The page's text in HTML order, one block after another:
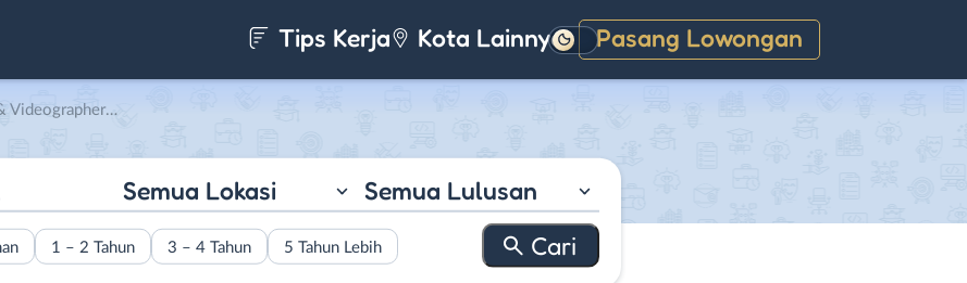
Tips Kerja Kota Lainnya Pasang Lowongan
Gelap
– KOL Specialist di PT. Bersih Seperti Baru (Spotless)
Semua Lokasi Semua Lulusan
1 – 2 Tahun 3 – 4 Tahun 5 Tahun Lebih